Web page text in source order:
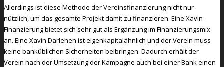
Allerdings ist diese Methode der Vereinsfinanzierung nicht nur
nützlich, um das gesamte Projekt damit zu finanzieren. Eine Xavin-
Finanzierung bietet sich sehr gut als Ergänzung im Finanzierungsmix
an. Eine Xavin Darlehen ist eigenkapitalähnlich und der Verein muss
keine banküblichen Sicherheiten beibringen. Dadurch erhält der
Verein nach der Umsetzung der Kampagne auch bei einer Bank einen